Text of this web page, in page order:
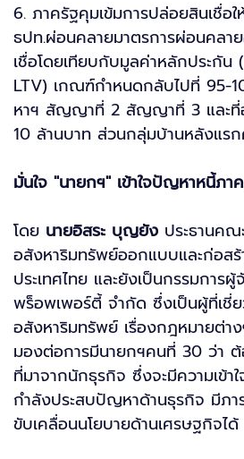
6. ภาครัฐคุมเข้มการปล่อยสินเชื่อ
ธปท.ผ่อนคลายมาตรการผ่อนคลา
เชื่อโดยเทียบกับมูลค่าหลักประกัน
LTV) เกณฑ์กำหนดกลับไปที่ 95-
หาฯ สัญญาที่ 2 สัญญาที่ 3 และที่อ
10 ล้านบาท ส่วนกลุ่มบ้านหลังแร
มั่นใจ "นายกฯ" เข้าใจปัญหาหนี้ภา
โดย นายอิสระ บุญยัง ประธานคณ
อสังหาริมทรัพย์ออกแบบและก่อส
ประเทศไทย และยังเป็นกรรมการ
พร็อพเพอร์ตี้ จำกัด ซึ่งเป็นผู้ที่เชี่
อสังหาริมทรัพย์ เรื่องกฎหมายต่า
มองต่อการมีนายกฯคนที่ 30 ว่า ต้
ที่มาจากนักธุรกิจ ซึ่งจะมีความเข้า
กำลังประสบปัญหาด้านธุรกิจ มีภา
ขับเคลื่อนนโยบายด้านเศรษฐกิจได้